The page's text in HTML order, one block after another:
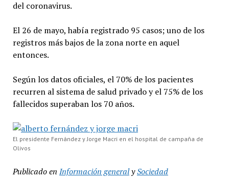
del coronavirus.
El 26 de mayo, había registrado 95 casos; uno de los
registros más bajos de la zona norte en aquel
entonces.
Según los datos oficiales, el 70% de los pacientes
recurren al sistema de salud privado y el 75% de los
fallecidos superaban los 70 años.
El presidente Fernández y Jorge Macri en el hospital de campaña de
Olivos
Publicado en Información generalySociedad